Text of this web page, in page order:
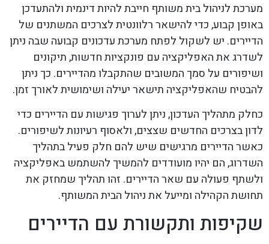
מערכת לניהול בית משותף חייבת להיות דינמית ולהתעדכן
באופן קבוע, כדי להישאר רלוונטית לצרכים המשתנים של
הדיירים. יש לשקול לפתח מערכת עדכונים קבועה שבה ניתן
לשדרג את האפליקציה עם פונקציות חדשות, תיקונים
ושיפורים על סמך המשובים שהתקבלו מהדיירים. כך ניתן
להבטיח שהאפליקציה תישאר יעילה ושימושית לאורך זמן.
כחלק מתהליך העדכון, ניתן לערוך פגישות עם הדיירים כדי
לדון בצרכים החדשים שצצים, ולאסוף רעיונות לשיפורים.
כאשר הדיירים מרגישים שיש להם חלק פעיל בתהליך
השדרוג, הם יהיו מועודדים להמשיך להשתמש באפליקציה
ולשתף פעולה עם שאר הדיירים. זהו תהליך שמחזק את
תחושת הקהילה ומייעל את ניהול הבית המשותף.
שקיפות ותקשורת עם הדיירים